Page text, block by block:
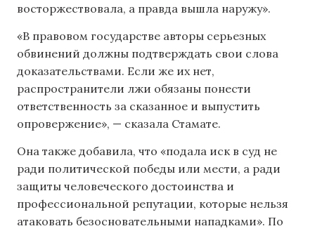
восторжествовала, а правда вышла наружу».
«В правовом государстве авторы серьезных
обвинений должны подтверждать свои слова
доказательствами. Если же их нет,
распространители лжи обязаны понести
ответственность за сказанное и выпустить
опровержение», — сказала Стамате.
Она также добавила, что «подала иск в суд не
ради политической победы или мести, а ради
защиты человеческого достоинства и
профессиональной репутации, которые нельзя
атаковать безосновательными нападками». По